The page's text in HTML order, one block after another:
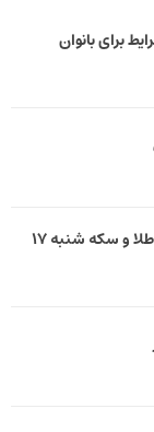
برای بانوان
یک پیش ‌بینی مهم برای قیمت دلار، طلا و سکه شنبه ۱۷